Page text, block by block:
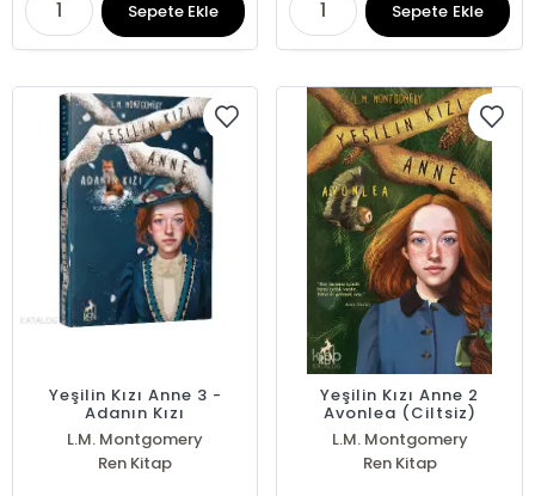
Sepete Ekle Sepete Ekle
Yeşilin Kızı Anne 3 -
Adanın Kızı
L.M. Montgomery
Ren Kitap
Yeşilin Kızı Anne 2
Avonlea (Ciltsiz)
L.M. Montgomery
Ren Kitap